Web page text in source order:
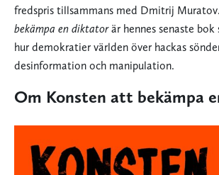
fredspris tillsammans med Dmitrij Muratov.
bekämpa en diktatorär hennes senaste
hur demokratier världen över hackas
desinformation och manipulation.
Om Konsten att bekämpa